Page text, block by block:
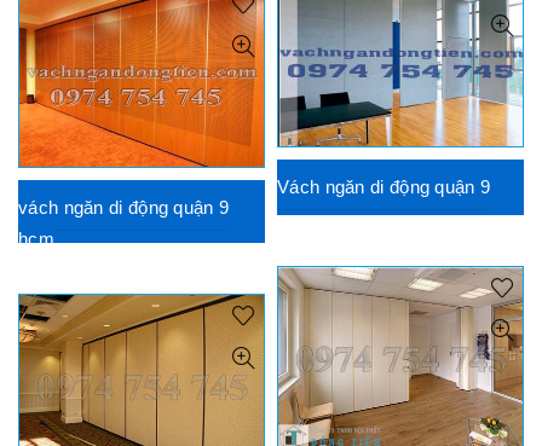
Vách ngăn di động quận 9
vách ngăn di động quận 9
hcm